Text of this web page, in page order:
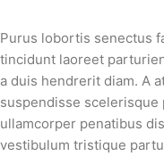
Purus lobortis senectus
tincidunt laoreet
a duis hendrerit diam. A
suspendisse scelerisque
ullamcorper penatibus
vestibulum tristique